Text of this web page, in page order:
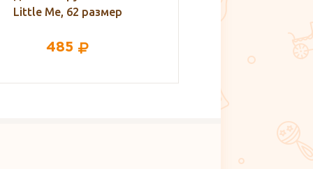
ФЭСТ
1 250 198